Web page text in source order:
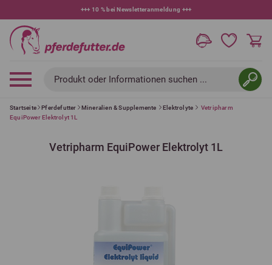
+++ 10 % bei Newsletteranmeldung +++
Produkt oder Informationen suchen ...
Startseite Pferdefutter Mineralien & Supplemente Elektrolyte
Vetripharm
EquiPower Elektrolyt 1L
Vetripharm EquiPower Elektrolyt 1L